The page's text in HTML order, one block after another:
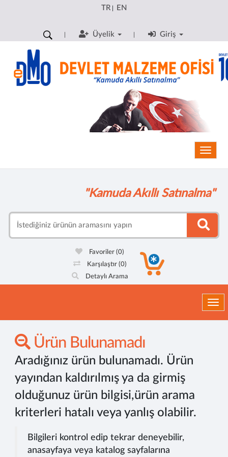
TR| EN
Üyelik Giriş
"Kamuda Akıllı Satınalma"
Favoriler(0)
Karşılaştır (0)
Detaylı Arama
Ürün Bulunamadı
Aradığınız ürün bulunamadı. Ürün
yayından kaldırılmış ya da girmiş
olduğunuz ürün bilgisi,ürün arama
kriterleri hatalı veya yanlış olabilir.
Bilgileri kontrol edip tekrar deneyebilir,
anasayfaya veya katalog sayfalarına